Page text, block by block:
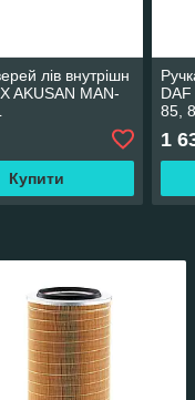
лів внутрішн
AKUSAN MAN-
Купити
85,
1